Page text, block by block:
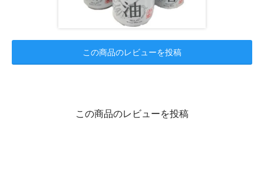
この商品のレビューを投稿
この商品のレビューを投稿